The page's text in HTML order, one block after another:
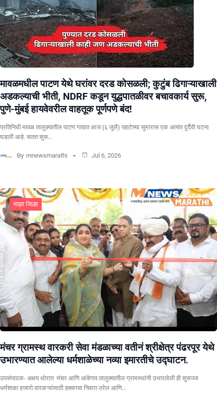
मावळमधील पाटण येथे घरांवर दरड कोसळली; कुटुंब ढिगाऱ्याखाली
अडकल्याची भीती, NDRF कडून युद्धपातळीवर बचावकार्य सुरू,
पुणे-मुंबई हायवेवरील वाहतूक पूर्णपणे बंद!
​प्रतिनिधी मावळ तालुक्यातील पाटण गावात आज (६ जुलै) पहाटेच्या सुमारास एक अत्यंत दुर्दैवी घटना
घडली आहे. सतत सुरू…
By mnewsmarathi Jul 6, 2026
माझा जिल्हा
मंचर ग्रामस्थ वारकरी सेवा मंडळाच्या वतीनं श्रीक्षेत्र पंढरपूर येथे
उभारण्यात आलेल्या धर्मशाळेच्या नव्या इमारतीचे उद्घाटन.
उपसंपादक- अक्षय थोरात मंचर आणि आंबेगाव तालुक्यातील ग्रामस्थांनी उभारलेली ही सुसज्ज
धर्मशाळा हजारो वारकऱ्यांसाठी हक्काचा निवारा ठरेल आणि…